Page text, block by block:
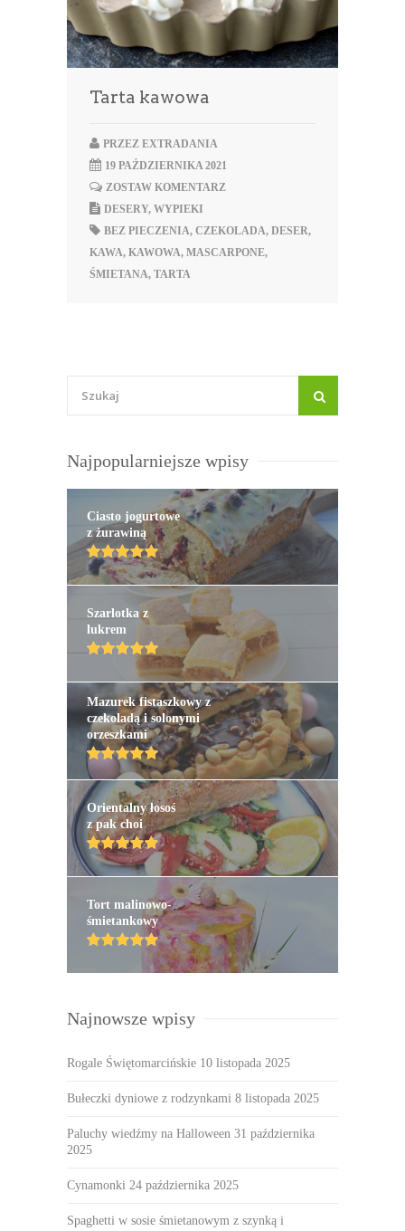
Tarta kawowa
PRZEZ EXTRADANIA
19 PAŹDZIERNIKA 2021
ZOSTAW KOMENTARZ
DESERY, WYPIEKI
BEZ PIECZENIA, CZEKOLADA, DESER,
KAWA, KAWOWA, MASCARPONE,
ŚMIETANA, TARTA
Najpopularniejsze wpisy
Ciasto jogurtowe
z żurawiną
Szarlotka z
lukrem
Mazurek fistaszkowy z
czekoladą i solonymi
orzeszkami
Orientalny łosoś
z pak choi
Tort malinowo-
śmietankowy
Najnowsze wpisy
Rogale Świętomarcińskie 10 listopada 2025
Bułeczki dyniowe z rodzynkami 8 listopada 2025
Paluchy wiedźmy na Halloween 31 października
2025
Cynamonki 24 października 2025
Spaghetti w sosie śmietanowym z szynką i